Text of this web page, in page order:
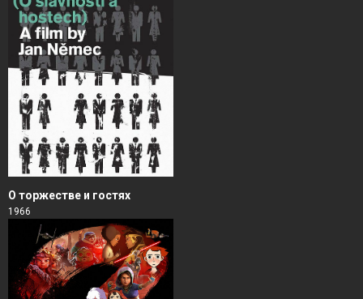
О торжестве и гостях
1966